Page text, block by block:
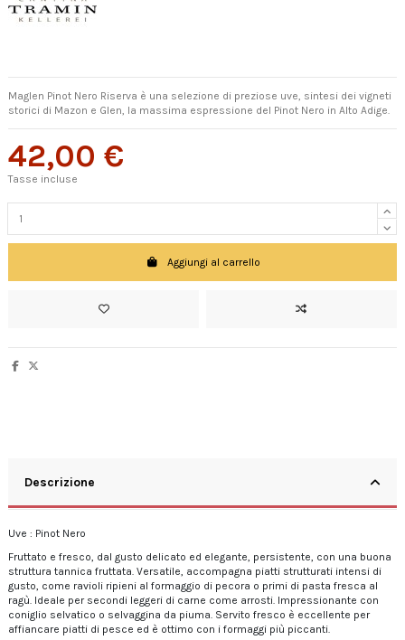
Maglen Pinot Nero Riserva è una selezione di preziose uve, sintesi dei vigneti
storici di Mazon e Glen, la massima espressione del Pinot Nero in Alto Adige.
42,00 €
Tasse incluse
Aggiungi al carrello
Descrizione
Uve : Pinot Nero
Fruttato e fresco, dal gusto delicato ed elegante, persistente, con una buona
struttura tannica fruttata. Versatile, accompagna piatti strutturati intensi di
gusto, come ravioli ripieni al formaggio di pecora o primi di pasta fresca al
ragù. Ideale per secondi leggeri di carne come arrosti. Impressionante con
coniglio selvatico o selvaggina da piuma. Servito fresco è eccellente per
affiancare piatti di pesce ed è ottimo con i formaggi più piccanti.